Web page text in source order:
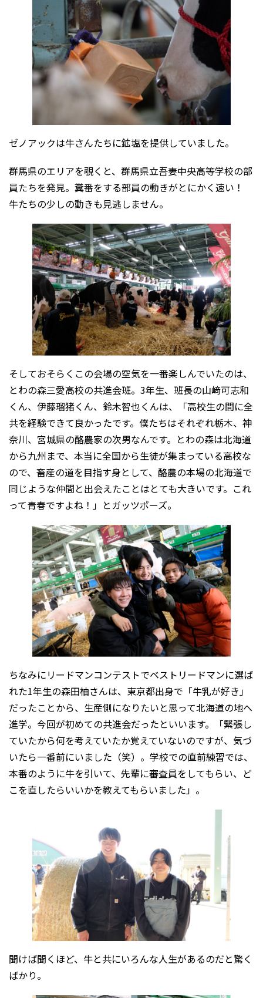
ゼノアックは牛さんたちに鉱塩を提供していました。
群馬県のエリアを覗くと、群馬県立吾妻中央高等学校の部
員たちを発見。糞番をする部員の動きがとにかく速い！
牛たちの少しの動きも見逃しません。
そしておそらくこの会場の空気を一番楽しんでいたのは、
とわの森三愛高校の共進会班。3年生、班長の山﨑可志和
くん、伊藤瑠猪くん、鈴木智也くんは、「高校生の間に全
共を経験できて良かったです。僕たちはそれぞれ栃木、神
奈川、宮城県の酪農家の次男なんです。とわの森は北海道
から九州まで、本当に全国から生徒が集まっている高校な
ので、畜産の道を目指す身として、酪農の本場の北海道で
同じような仲間と出会えたことはとても大きいです。これ
って青春ですよね！」とガッツポーズ。
ちなみにリードマンコンテストでベストリードマンに選ば
れた1年生の森田柚さんは、東京都出身で「牛乳が好き」
だったことから、生産側になりたいと思って北海道の地へ
進学。今回が初めての共進会だったといいます。「緊張し
ていたから何を考えていたか覚えていないのですが、気づ
いたら一番前にいました（笑）。学校での直前練習では、
本番のように牛を引いて、先輩に審査員をしてもらい、ど
こを直したらいいかを教えてもらいました」。
聞けば聞くほど、牛と共にいろんな人生があるのだと驚く
ばかり。